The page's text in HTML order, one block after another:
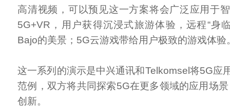
高清视频，可以预见这一方案将会广泛应用于
5G+VR，用户获得沉浸式旅游体验，远程“身
Bajo的美景；5G云游戏带给用户极致的游戏体验
这一系列的演示是中兴通讯和Telkomsel将5G应
范例，双方将共同探索5G在更多领域的应用场
创新。